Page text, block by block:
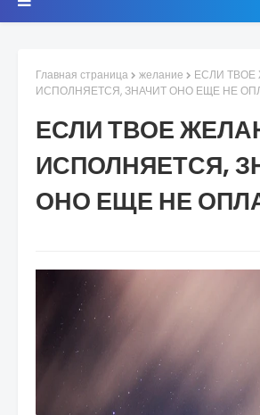
Главная страница желание
ЕСЛИ
ИСПОЛНЯЕТСЯ, ЗНАЧИТ ОНО ЕЩЕ НЕ
ЕСЛИ ТВОЕ
ИСПОЛНЯЕТСЯ,
ОНО ЕЩЕ НЕ